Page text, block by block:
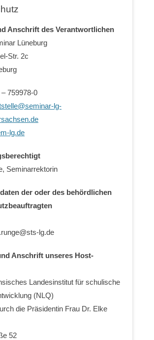
Anschrift des Verantwortlichen
Lüneburg
Str. 2c
759978-0
lg-
lg.de
Seminarrektorin
der oder des behördlichen
lg.de
Anschrift unseres Host-
Landesinstitut für schulische
(NLQ)
die Präsidentin Frau Dr. Elke
52